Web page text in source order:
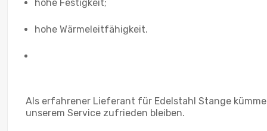
hohe Festigkeit;
hohe Wärmeleitfähigkeit.
Als erfahrener Lieferant für Edelstahl Stange
unserem Service zufrieden bleiben.